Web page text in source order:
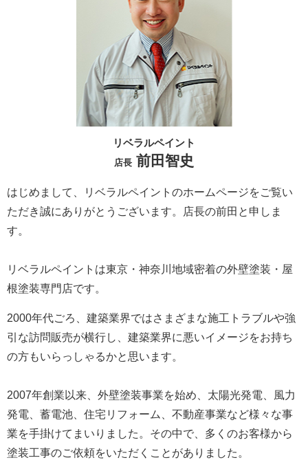
リベラルペイント
店長 前田智史
はじめまして、リベラルペイントのホームページをご覧い
ただき誠にありがとうございます。
店長の前田と申しま
す。
リベラルペイントは東京・神奈川地域密着の外壁塗装・屋
根塗装専門店です。
2000年代ごろ、建築業界ではさまざまな施工トラブルや強
引な訪問販売が横行し、建築業界に悪いイメージをお持ち
の方もいらっしゃるかと思います。
2007年創業以来、外壁塗装事業を始め、太陽光発電、風力
発電、蓄電池、住宅リフォーム、不動産事業など様々な事
業を手掛けてまいりました。 その中で、多くのお客様から
塗装工事のご依頼をいただくことがありました。